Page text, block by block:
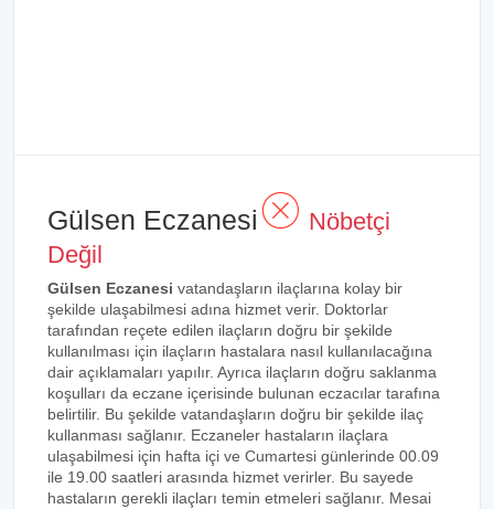
Gülsen Eczanesi
Nöbetçi
Değil
Gülsen Eczanesi vatandaşların ilaçlarına kolay bir
şekilde ulaşabilmesi adına hizmet verir. Doktorlar
tarafından reçete edilen ilaçların doğru bir şekilde
kullanılması için ilaçların hastalara nasıl kullanılacağına
dair açıklamaları yapılır. Ayrıca ilaçların doğru saklanma
koşulları da eczane içerisinde bulunan eczacılar tarafına
belirtilir. Bu şekilde vatandaşların doğru bir şekilde ilaç
kullanması sağlanır. Eczaneler hastaların ilaçlara
ulaşabilmesi için hafta içi ve Cumartesi günlerinde 00.09
ile 19.00 saatleri arasında hizmet verirler. Bu sayede
hastaların gerekli ilaçları temin etmeleri sağlanır. Mesai